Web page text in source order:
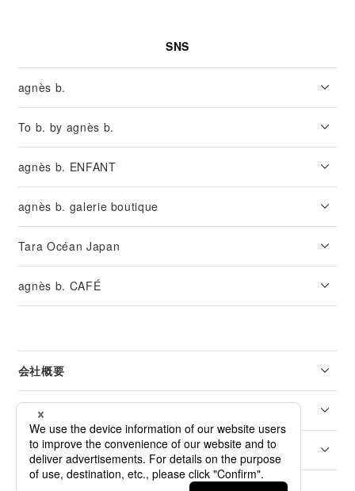
SNS
agnès b.
To b. by agnès b.
agnès b. ENFANT
agnès b. galerie boutique
Tara Océan Japan
agnès b. CAFÉ
会社概要
リーガル
カスタマーサービス